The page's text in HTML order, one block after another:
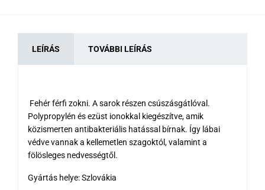
LEÍRÁS TOVÁBBI LEÍRÁS
Fehér férfi zokni. A sarok részen csúszásgátlóval.
Polypropylén és ezüst ionokkal kiegészítve, amik
közismerten antibakteriális hatással bírnak. Így lábai
védve vannak a kellemetlen szagoktól, valamint a
fölösleges nedvességtől.
Gyártás helye: Szlovákia